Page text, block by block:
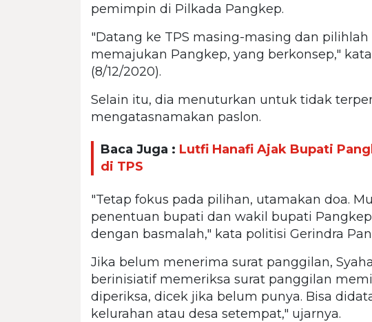
pemimpin di Pilkada Pangkep.
"Datang ke TPS masing-masing dan
memajukan Pangkep, yang berkonsep,"
(8/12/2020).
Selain itu, dia menuturkan untuk tidak
mengatasnamakan paslon.
Baca Juga : Lutfi Hanafi Ajak Bupati
di TPS
"Tetap fokus pada pilihan, utamakan doa.
penentuan bupati dan wakil bupati
dengan basmalah," kata politisi Gerindra
Jika belum menerima surat panggilan,
berinisiatif memeriksa surat panggilan
diperiksa, dicek jika belum punya. Bisa
kelurahan atau desa setempat," ujarnya.